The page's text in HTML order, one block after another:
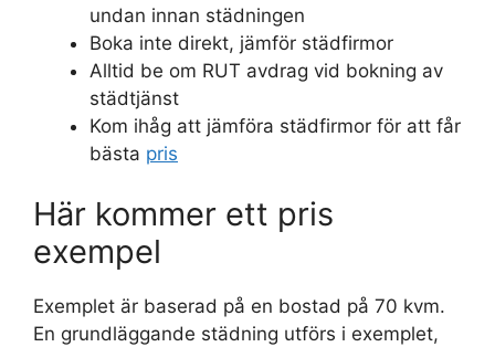
undan innan städningen
Boka inte direkt, jämför städfirmor
Alltid be om RUT avdrag vid bokning av
städtjänst
Kom ihåg att jämföra städfirmor för att får
bästa pris
Här kommer ett pris
exempel
Exemplet är baserad på en bostad på 70 kvm.
En grundläggande städning utförs i exemplet,